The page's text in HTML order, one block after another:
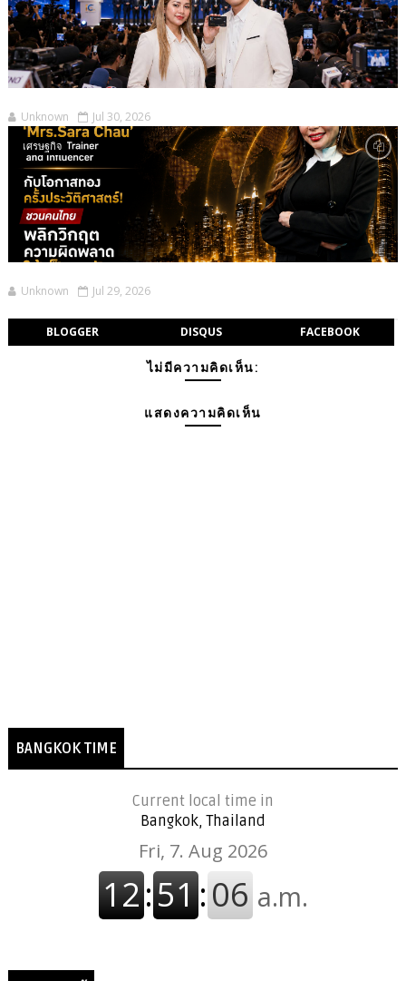
Unknown Jul 30, 2026
เศรษฐกิจ
Unknown Jul 29, 2026
BLOGGER DISQUS FACEBOOK
ไม่มีความคิดเห็น:
แสดงความคิดเห็น
BANGKOK TIME
Current local time in
Bangkok, Thailand